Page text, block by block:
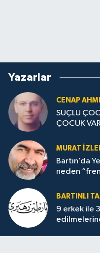
Yazarlar
CENAP
SUÇLU
ÇOCUK
MURAT
Bartın’da
neden
BARTINLI
9 erkek ile 3